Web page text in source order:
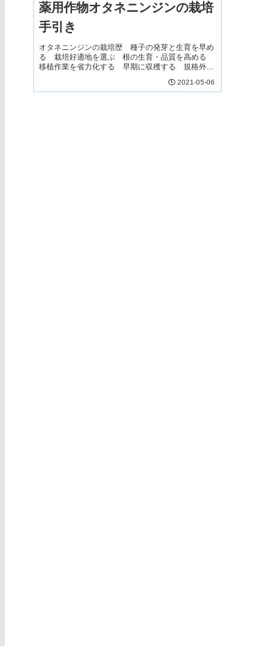
薬用作物オタネニンジンの栽培
手引き
オタネニンジンの栽培歴 種子の発芽と生育を早め
る 栽培好適地を選ぶ 根の生育・品質を高める
移植作業を省力化する 早期に収穫する 規格外品
2021-05-06